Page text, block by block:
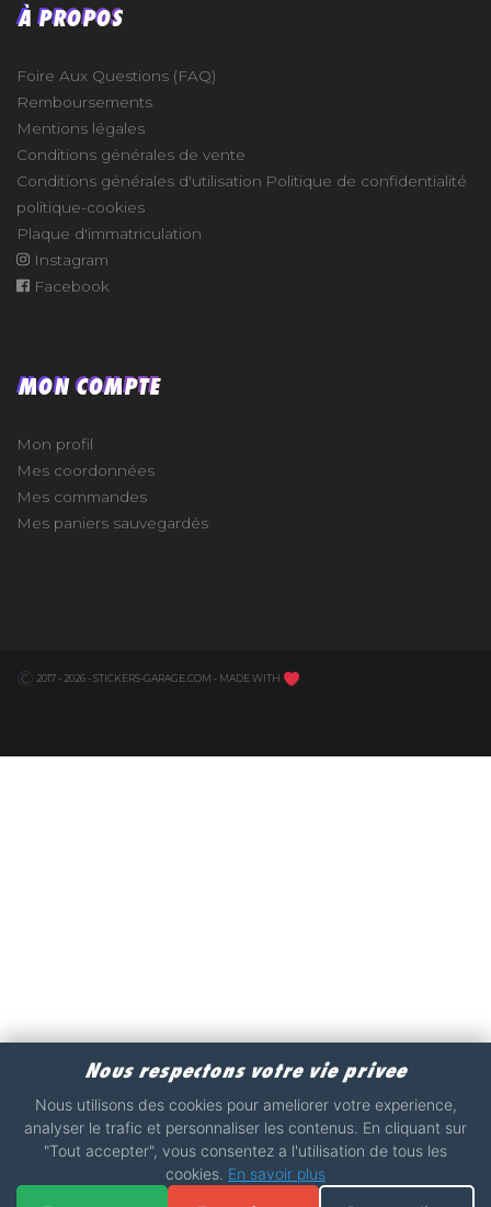
À PROPOS
Foire Aux Questions (FAQ)
Remboursements
Mentions légales
Conditions générales de vente
Conditions générales d'utilisation Politique de confidentialité
politique-cookies
Plaque d'immatriculation
Instagram
Facebook
MON COMPTE
Mon profil
Mes coordonnées
Mes commandes
Mes paniers sauvegardés
2017 - 2026 - STICKERS-GARAGE.COM - MADE WITH
Nous respectons votre vie privee
Nous utilisons des cookies pour ameliorer votre experience,
analyser le trafic et personnaliser les contenus. En cliquant sur
"Tout accepter", vous consentez a l'utilisation de tous les
cookies. En savoir plus